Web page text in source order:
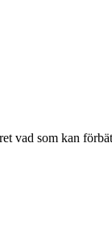
vad som kan